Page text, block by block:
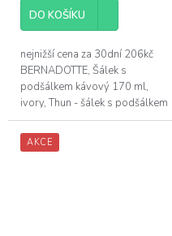
4,2
5
hvězdiček.
DO KOŠÍKU
nejnižší cena za 30dní 206kč
BERNADOTTE, Šálek s
podšálkem kávový 170 ml,
ivory, Thun - šálek s podšálkem
ze sady BERNADOTTE bez
dekoru, v barvě slonová kost -
objem šálku je...
AKCE